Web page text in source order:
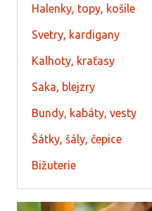
Halenky, topy, košile
Svetry, kardigany
Kalhoty, kraťasy
Saka, blejzry
Bundy, kabáty, vesty
Šátky, šály, čepice
Bižuterie